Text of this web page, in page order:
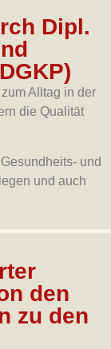
Dipl.
Alltag in der
die Qualität
und
und auch
den
zu den